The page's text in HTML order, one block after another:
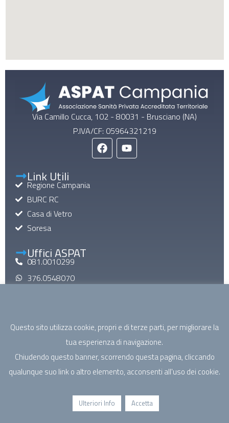
Via Camillo Cucca, 102 - 80031 - Brusciano (NA)
P.IVA/CF: 05964321219
Link Utili
Regione Campania
BURC RC
Casa di Vetro
Soresa
Uffici ASPAT
081.0010299
376.0548070
Mail di Macroarea
specialistica@aspatcampania.it
riabilitazione@aspatcampania.it
sociosanitario@aspatcampania.it
salutementale@aspatcampania.it
©2026 - ASPAT Campania. Associazione Sanità Privata
Questo sito utilizza cookie, propri e di terze parti, per migliorare la
tua esperienza di navigazione.
Chiudendo questo banner, scorrendo questa pagina, cliccando
qualunque suo link o altro elemento, acconsenti all'uso dei cookie.
Ulteriori Info Accetta